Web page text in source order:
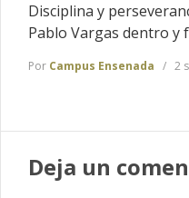
Disciplina y
Pablo Vargas dentro y
Por Campus Ensenada 2
Deja un